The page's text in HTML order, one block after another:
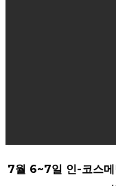
7월 6~7일 인-코스메